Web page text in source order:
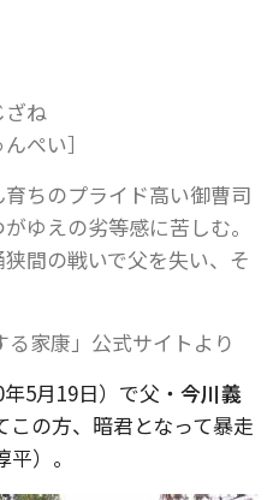
ね
ぺい］
ちのプライド高い御曹司
ゆえの劣等感に苦しむ。
間の戦いで父を失い、そ
家康」公式サイトより
5月19日）で父・ 今川義
この方、暗君となって暴走
平）。